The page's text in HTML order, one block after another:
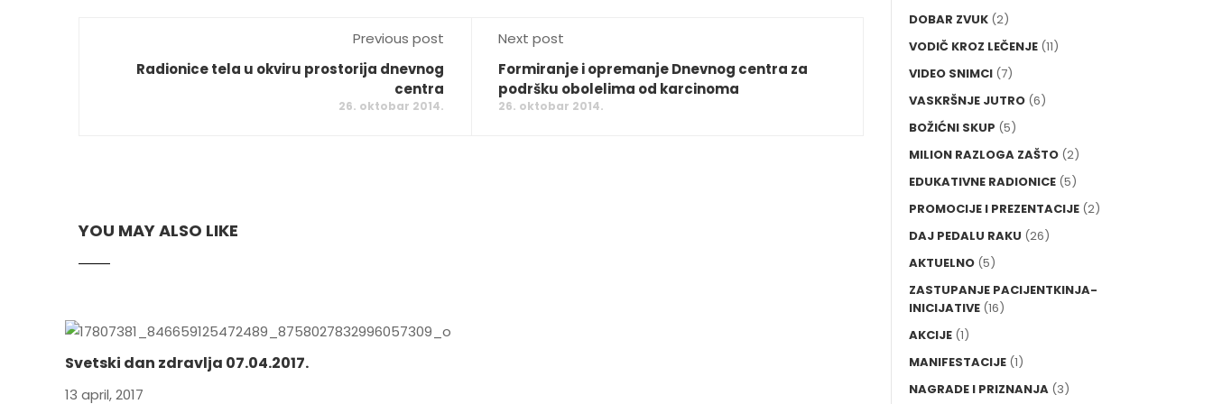
Previous post
Radionice tela u okviru prostorija dnevnog
centra
26. oktobar 2014.
Next post
Formiranje i opremanje Dnevnog centra za
podršku obolelima od karcinoma
26. oktobar 2014.
YOU MAY ALSO LIKE
Svetski dan zdravlja 07.04.2017.
13 april, 2017
DOBAR ZVUK (2)
VODIČ KROZ LEČENJE (11)
VIDEO SNIMCI (7)
VASKRŠNJE JUTRO (6)
BOŽIĆNI SKUP (5)
MILION RAZLOGA ZAŠTO (2)
EDUKATIVNE RADIONICE (5)
PROMOCIJE I PREZENTACIJE (2)
DAJ PEDALU RAKU (26)
AKTUELNO (5)
ZASTUPANJE PACIJENTKINJA-
INICIJATIVE (16)
AKCIJE (1)
MANIFESTACIJE (1)
NAGRADE I PRIZNANJA (3)